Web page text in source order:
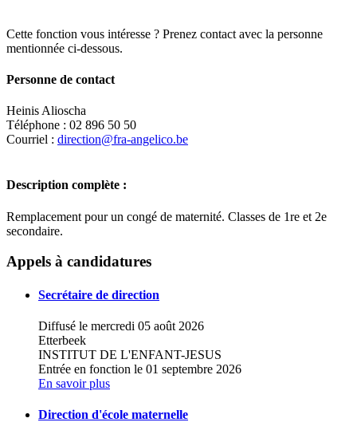
Cette fonction vous intéresse ? Prenez contact avec la personne
mentionnée ci-dessous.
Personne de contact
Heinis Alioscha
Téléphone : 02 896 50 50
Courriel : direction@fra-angelico.be
Description complète :
Remplacement pour un congé de maternité. Classes de 1re et 2e
secondaire.
Collège Fra Angelico
+
Appels à candidatures
Secrétaire de direction
Diffusé le mercredi 05 août 2026
Etterbeek
INSTITUT DE L'ENFANT-JESUS
Entrée en fonction le 01 septembre 2026
En savoir plus
Direction d'école maternelle